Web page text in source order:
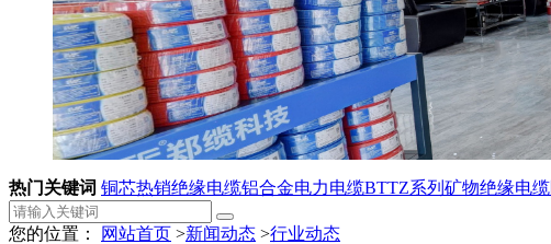
热门关键词 铜芯热销绝缘电缆铝合金电力电缆BTTZ系列矿物绝缘电缆
您的位置： 网站首页 >新闻动态 >行业动态